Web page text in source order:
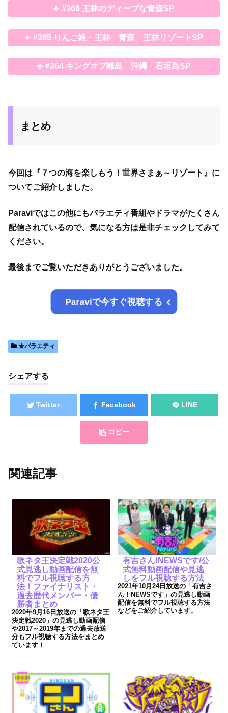
#366 王林のディープな青森SP
#365 りんご娘・王林 青森 王林リゾートSP
#364 キングオブ離島 沖縄・石垣島SP
まとめ
今回は『７つの海を楽しもう！世界さまぁ～リゾート』に
ついてご紹介しました。
Paraviではこの他にもバラエティ番組やドラマがたくさん
配信されているので、気になる方は是非チェックしてみて
ください。
最後までご覧いただきありがとうございました。
Paraviで今すぐ視聴する
★バラエティ
シェアする
Twitter Facebook LINE
コピー
関連記事
歌ネタ王決定戦2020公
式見逃し動画配信を無
料でフル視聴する方
法！ファイナリスト・
過去歴代メンバー・優
勝者まとめ
2020年9月16日放送の「歌ネタ王
決定戦2020」の見逃し動画配信
や2017～2019年までの過去放送
分もフル視聴する方法をまとめ
ています！
有吉さん!NEWSです/公
式無料動画配信や見逃
しをフル視聴する方法
2021年10月24日放送の「有吉さ
ん！NEWSです」の見逃し動画
配信を無料でフル視聴する方法
などをご紹介しています。